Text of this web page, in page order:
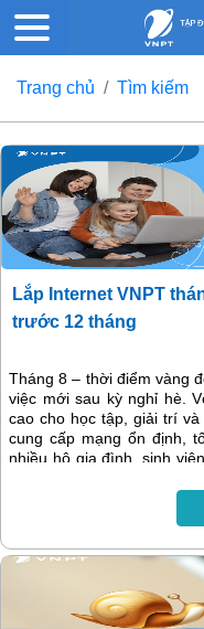
Trang chủ Tìm kiếm
Lắp Internet VNPT
trước 12 tháng
Tháng 8 – thời điểm vàng
việc mới sau kỳ nghỉ hè.
cao cho học tập, giải trí
cung cấp mạng ổn định,
nhiều hộ gia đình, sinh
8: Tặng thêm 1 tháng sử